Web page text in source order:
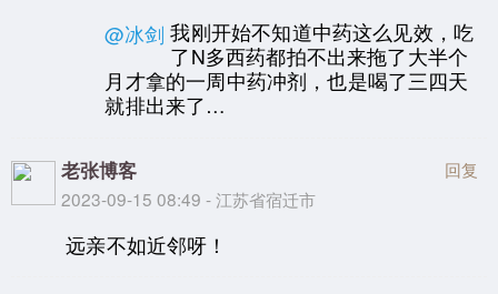
@冰剑 我刚开始不知道中药这么见效，吃
了N多西药都拍不出来拖了大半个
月才拿的一周中药冲剂，也是喝了三四天
就排出来了…
老张博客
2023-09-15 08:49 - 江苏省宿迁市
回复
远亲不如近邻呀！